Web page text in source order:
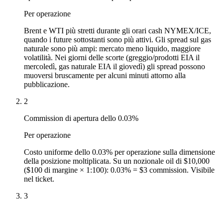
Per operazione
Brent e WTI più stretti durante gli orari cash NYMEX/ICE,
quando i future sottostanti sono più attivi. Gli spread sul gas
naturale sono più ampi: mercato meno liquido, maggiore
volatilità. Nei giorni delle scorte (greggio/prodotti EIA il
mercoledì, gas naturale EIA il giovedì) gli spread possono
muoversi bruscamente per alcuni minuti attorno alla
pubblicazione.
2
Commission di apertura dello 0.03%
Per operazione
Costo uniforme dello 0.03% per operazione sulla dimensione
della posizione moltiplicata. Su un nozionale oil di $10,000
($100 di margine × 1:100): 0.03% = $3 commission. Visibile
nel ticket.
3